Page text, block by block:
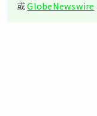
或GlobeNewswire